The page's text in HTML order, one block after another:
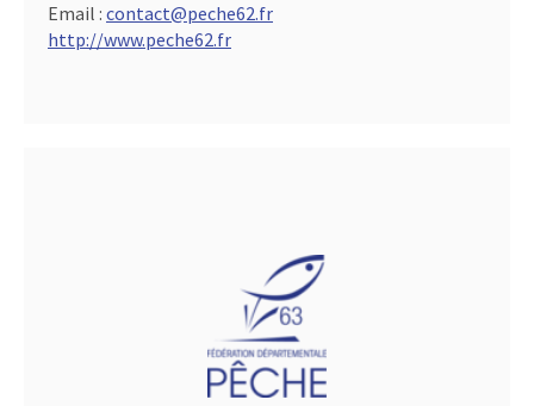
Email : contact@peche62.fr
http://www.peche62.fr